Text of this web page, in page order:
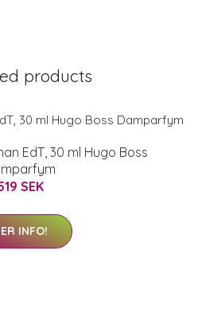
products
EdT, 30 ml Hugo Boss
SEK
INFO!